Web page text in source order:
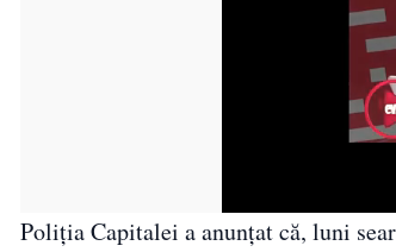
Poliţia Capitalei a anunţat că, luni